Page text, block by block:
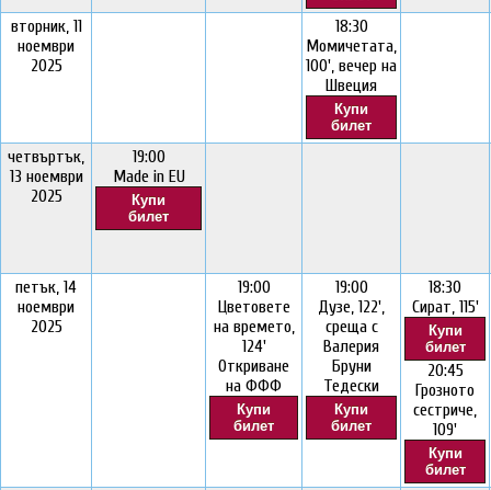
вторник, 11
ноември
2025
18:30
Момичетата,
100', вечер на
Швеция
Купи
билет
четвъртък,
13 ноември
2025
19:00
Made in EU
Купи
билет
петък, 14
ноември
2025
19:00
Цветовете
на времето,
124'
Откриване
на ФФФ
Купи
билет
19:00
Дузе, 122',
среща с
Валерия
Бруни
Тедески
Купи
билет
18:30
Сират, 115'
Купи
билет
20:45
Грозното
сестриче,
109'
Купи
билет